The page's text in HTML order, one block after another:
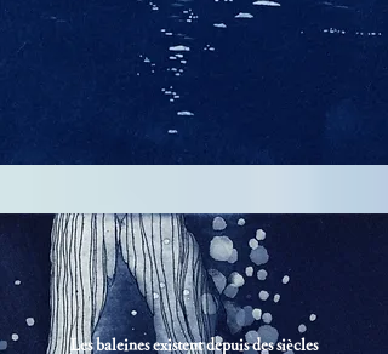
Les baleines existent depuis des siècles